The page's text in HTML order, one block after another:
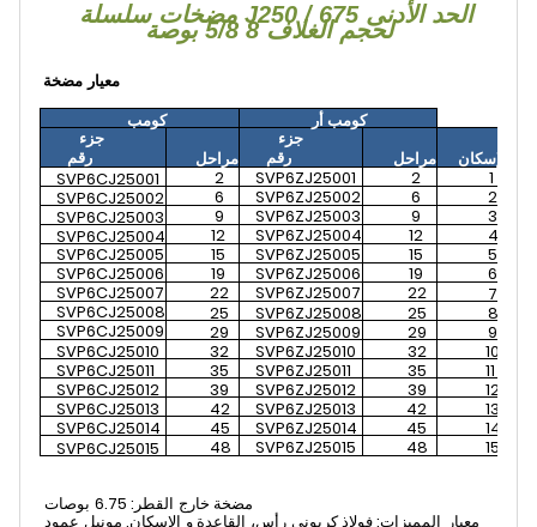
مضخات سلسلة J250 / 675 الحد الأدنى
لحجم الغلاف 8 5/8 بوصة
معيار مضخة
كومب
كومب أر
جزء
رقم
مراحل
جزء
رقم
مراحل
الإسكان
SVP6CJ25001
2 SVP6ZJ25001 2
1
SVP6CJ25002
6 SVP6ZJ25002 6
2
SVP6CJ25003
9 SVP6ZJ25003 9
3
SVP6CJ25004
12 SVP6ZJ25004 12
4
SVP6CJ25005
15 SVP6ZJ25005 15
5
SVP6CJ25006
19 SVP6ZJ25006 19
6
SVP6CJ25007
22 SVP6ZJ25007 22 7
SVP6CJ25008 25 SVP6ZJ25008 25 8
SVP6CJ25009 29 SVP6ZJ25009 29
9
SVP6CJ25010
32 SVP6ZJ25010 32
10
SVP6CJ25011
35 SVP6ZJ25011 35
11
SVP6CJ25012
39 SVP6ZJ25012 39
12
SVP6CJ25013
42 SVP6ZJ25013 42
13
SVP6CJ25014
45 SVP6ZJ25014 45
14
SVP6CJ25015
48 SVP6ZJ25015 48 15
مضخة خارج القطر: 6.75 بوصات
معيار المميزات: فولاذ كربوني رأس، القاعدة و الإسكان. مونيل عمود